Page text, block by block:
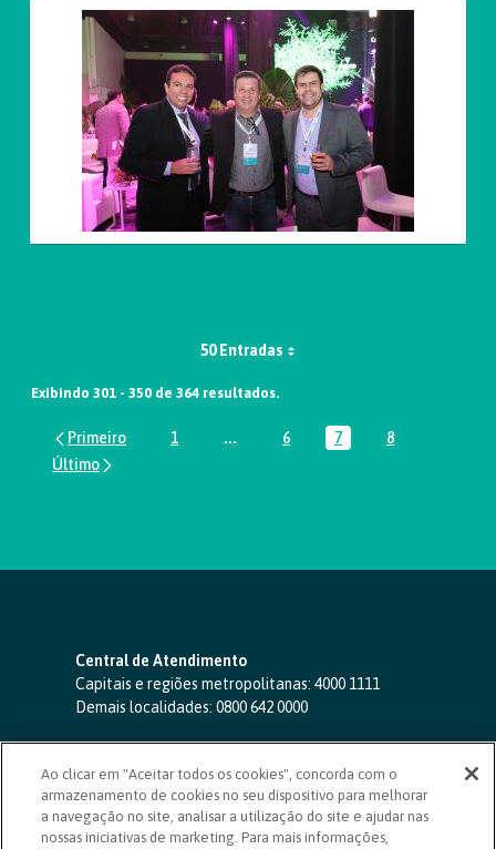
50 Entradas
Exibindo 301 - 350 de 364 resultados.
Página
1 ...Páginas intermediárias Usar ABA
Página
6 Página
7 Página
8
Central de Atendimento
Capitais e regiões metropolitanas: 4000 1111
Demais localidades: 0800 642 0000
SAC 24 horas-0800 724 4420
Ouvidoria
0800 725 0996
(de segunda a sexta, das 8h às 20h)
ouvidoriasicoob.com.br
Ao clicar em "Aceitar todos os cookies", concorda com o
armazenamento de cookies no seu dispositivo para melhorar
a navegação no site, analisar a utilização do site e ajudar nas
nossas iniciativas de marketing. Para mais informações,